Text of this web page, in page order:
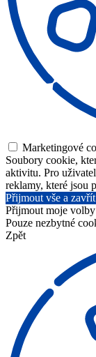
Marketingové
Soubory cookie,
aktivitu. Pro
reklamy, které jsou
Přijmout vše a zavřít
Přijmout moje volby
Pouze nezbytné
Zpět